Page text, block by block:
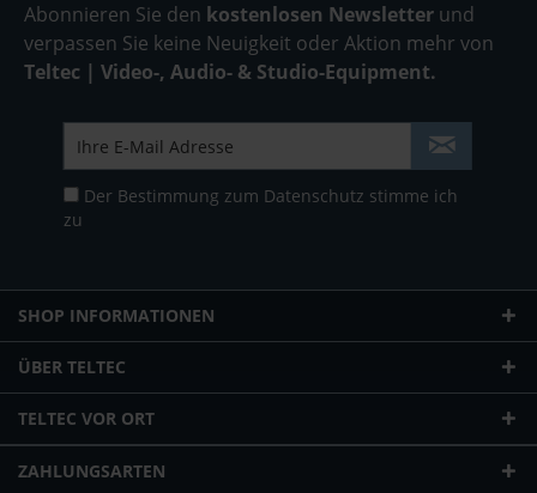
Abonnieren Sie den kostenlosen Newsletter und
verpassen Sie keine Neuigkeit oder Aktion mehr von
Teltec | Video-, Audio- & Studio-Equipment.
Der Bestimmung zum Datenschutz stimme ich
zu
SHOP INFORMATIONEN
ÜBER TELTEC
TELTEC VOR ORT
ZAHLUNGSARTEN